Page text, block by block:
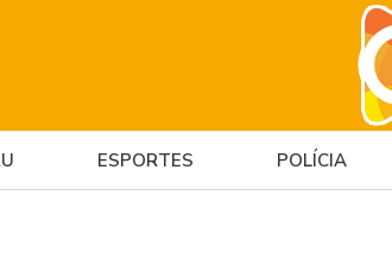
ESPORTES POLÍCIA